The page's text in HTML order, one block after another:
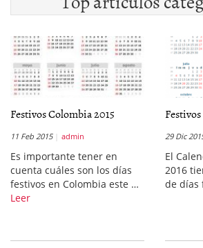
Festivos Colombia 2015
11 Feb 2015 admin
Es importante tener en
cuenta cuáles son los días
festivos en Colombia este …
Leer
29 Dic
El
2016
de días